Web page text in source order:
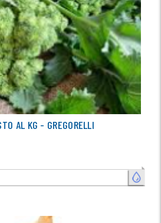
FRESCO
AL KG - GREGORELLI